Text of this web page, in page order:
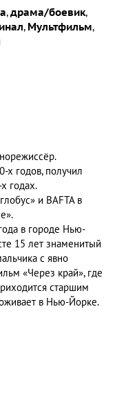
,драма/боевик,
, Мультфильм,
х годов, получил
годах.
и BAFTA в
в городе Нью-
15 лет знаменитый
с явно
«Через край», где
старшим
в Нью-Йорке.